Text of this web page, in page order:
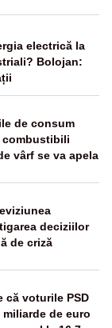
electrică la
Bolojan:
de consum
combustibili
vârf se va apela
deciziilor
de criză
că voturile PSD
de euro